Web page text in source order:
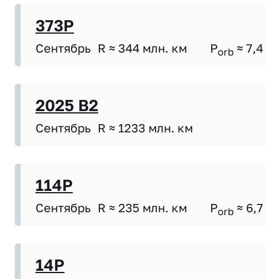
373P
Сентябрь R ≈ 344 млн. км Porb ≈ 7,4
2025 B2
Сентябрь R ≈ 1233 млн. км
114P
Сентябрь R ≈ 235 млн. км Porb ≈ 6,7
14P